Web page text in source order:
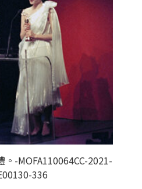
-MOFA110064CC-2021-
336